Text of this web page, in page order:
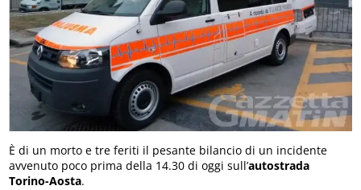
È di un morto e tre feriti il pesante bilancio di un incidente
avvenuto poco prima della 14.30 di oggi sull’autostrada
Torino-Aosta.